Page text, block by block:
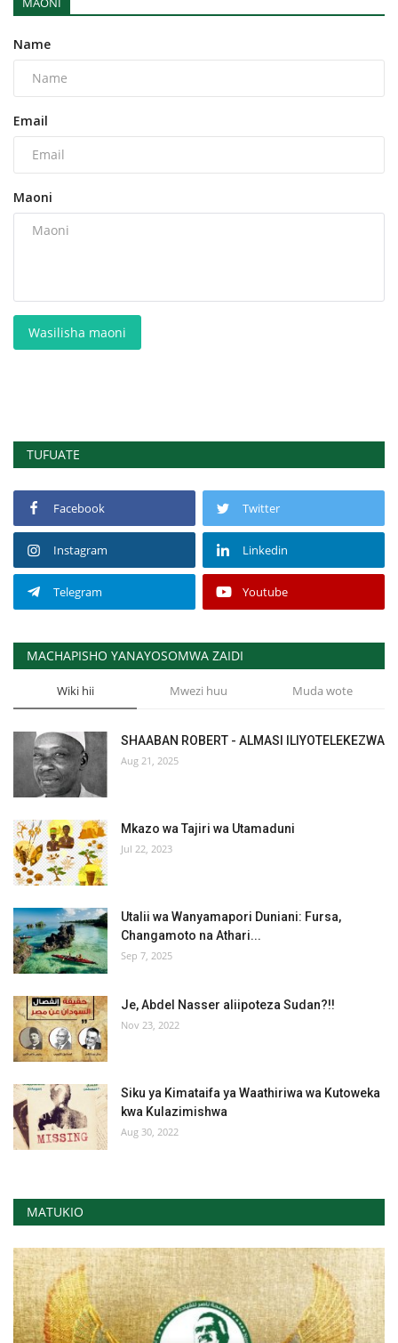
Name
Email
Maoni
Wasilisha maoni
TUFUATE
Facebook Twitter
Instagram Linkedin
Telegram Youtube
MACHAPISHO YANAYOSOMWA ZAIDI
Wiki hii Mwezi huu Muda wote
SHAABAN ROBERT - ALMASI ILIYOTELEKEZWA
Aug 21, 2025
Mkazo wa Tajiri wa Utamaduni
Jul 22, 2023
Utalii wa Wanyamapori Duniani: Fursa,
Changamoto na Athari...
Sep 7, 2025
Je, Abdel Nasser aliipoteza Sudan?!!
Nov 23, 2022
Siku ya Kimataifa ya Waathiriwa wa Kutoweka
kwa Kulazimishwa
Aug 30, 2022
MATUKIO